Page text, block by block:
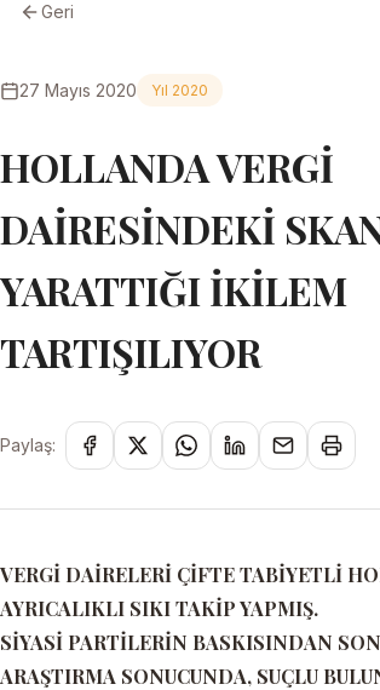
Geri
27 Mayıs 2020 Yıl 2020
HOLLANDA VERGİ
DAİRESİNDEKİ
YARATTIĞI İKİLEM
TARTIŞILIYOR
Paylaş:
VERGİ DAİRELERİ ÇİFTE TABİYETLİ
AYRICALIKLI SIKI TAKİP YAPMIŞ.
SİYASİ PARTİLERİN BASKISINDAN
ARAŞTIRMA SONUCUNDA, SUÇLU